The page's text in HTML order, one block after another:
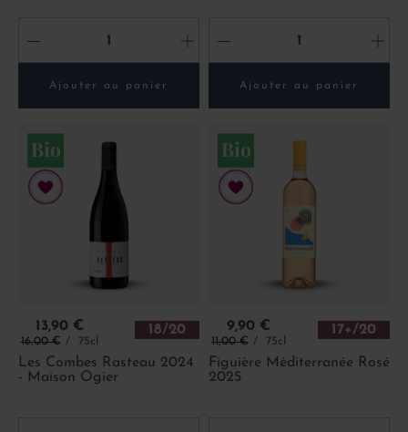
- +
Ajouter au panier
- +
Ajouter au panier
Prix
13,90 €
Prix de base
16,00 € 75cl
18/20
Les Combes Rasteau 2024
- Maison Ogier
Prix
9,90 €
Prix de base
11,00 € 75cl
17+/20
Figuière Méditerranée Rosé
2025